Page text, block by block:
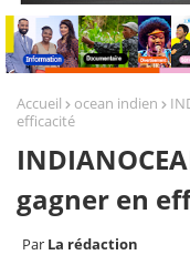
Retrouvez votre chaîne @TV5MONDE, dans les bouquets CANAL+ 36 . Fandaharam-potoana tsara indrindra ho
Accueil ocean indien
efficacité
gagner en
La rédaction